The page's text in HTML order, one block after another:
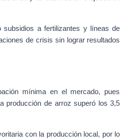
subsidios a fertilizantes y líneas de
de crisis sin lograr resultados
mínima en el mercado, pues
producción de arroz superó los 3,5
con la producción local, por lo